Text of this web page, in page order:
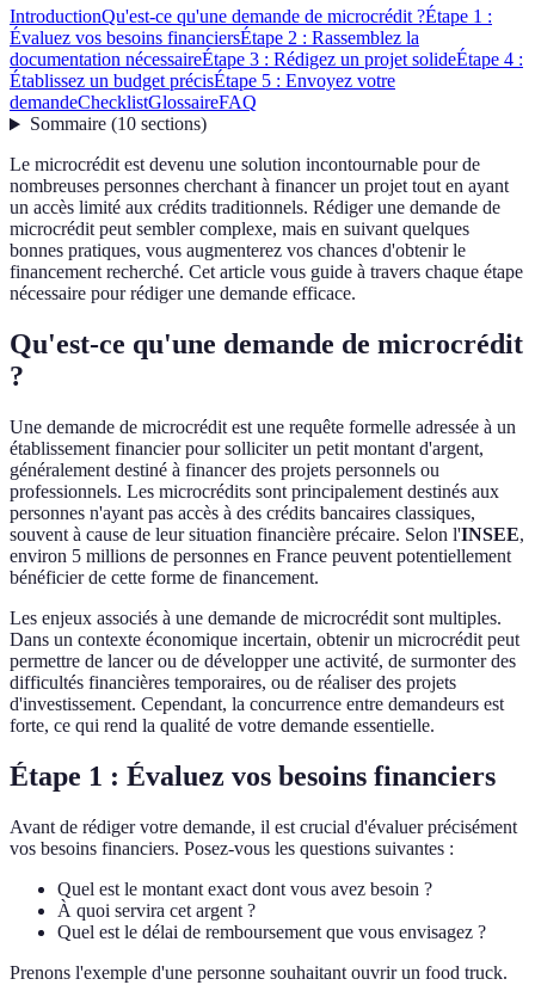
IntroductionQu'est-ce qu'une demande de microcrédit ?Étape 1 :
Évaluez vos besoins financiersÉtape 2 : Rassemblez la
documentation nécessaireÉtape 3 : Rédigez un projet solideÉtape 4 :
Établissez un budget précisÉtape 5 : Envoyez votre
demandeChecklistGlossaireFAQ
Sommaire(10 sections)
Le microcrédit est devenu une solution incontournable pour de
nombreuses personnes cherchant à financer un projet tout en ayant
un accès limité aux crédits traditionnels. Rédiger une demande de
microcrédit peut sembler complexe, mais en suivant quelques
bonnes pratiques, vous augmenterez vos chances d'obtenir le
financement recherché. Cet article vous guide à travers chaque étape
nécessaire pour rédiger une demande efficace.
Qu'est-ce qu'une demande de microcrédit
?
Une demande de microcrédit est une requête formelle adressée à un
établissement financier pour solliciter un petit montant d'argent,
généralement destiné à financer des projets personnels ou
professionnels. Les microcrédits sont principalement destinés aux
personnes n'ayant pas accès à des crédits bancaires classiques,
souvent à cause de leur situation financière précaire. Selon l'INSEE,
environ 5 millions de personnes en France peuvent potentiellement
bénéficier de cette forme de financement.
Les enjeux associés à une demande de microcrédit sont multiples.
Dans un contexte économique incertain, obtenir un microcrédit peut
permettre de lancer ou de développer une activité, de surmonter des
difficultés financières temporaires, ou de réaliser des projets
d'investissement. Cependant, la concurrence entre demandeurs est
forte, ce qui rend la qualité de votre demande essentielle.
Étape 1 : Évaluez vos besoins financiers
Avant de rédiger votre demande, il est crucial d'évaluer précisément
vos besoins financiers. Posez-vous les questions suivantes :
Quel est le montant exact dont vous avez besoin ?
À quoi servira cet argent ?
Quel est le délai de remboursement que vous envisagez ?
Prenons l'exemple d'une personne souhaitant ouvrir un food truck.